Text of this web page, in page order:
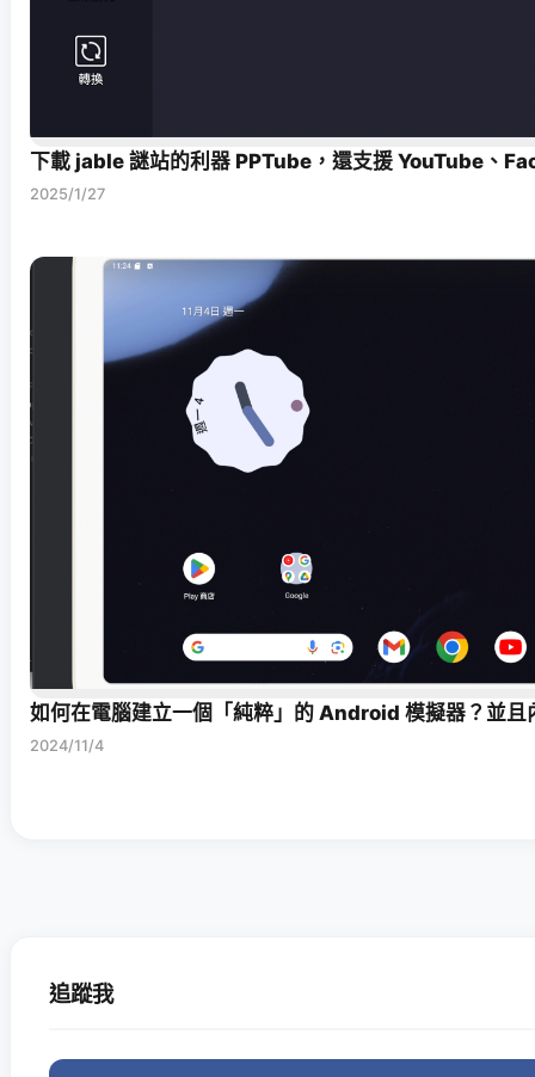
下載 jable 謎站的利器 PPTube，還支援 YouTube、
2025/1/27
如何在電腦建立一個「純粹」的 Android 模擬器？並
2024/11/4
追蹤我